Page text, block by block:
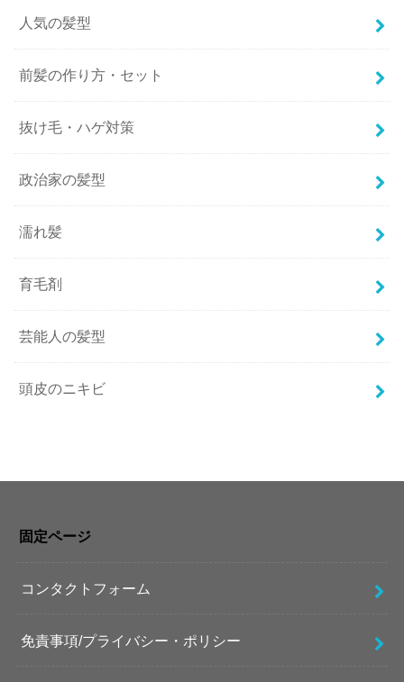
人気の髪型
前髪の作り方・セット
抜け毛・ハゲ対策
政治家の髪型
濡れ髪
育毛剤
芸能人の髪型
頭皮のニキビ
固定ページ
コンタクトフォーム
免責事項/プライバシー・ポリシー